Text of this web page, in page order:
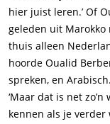
hier juist leren.’ Of
geleden uit
thuis alleen
hoorde Oualid
spreken, en
‘Maar dat is net
kennen als je verder